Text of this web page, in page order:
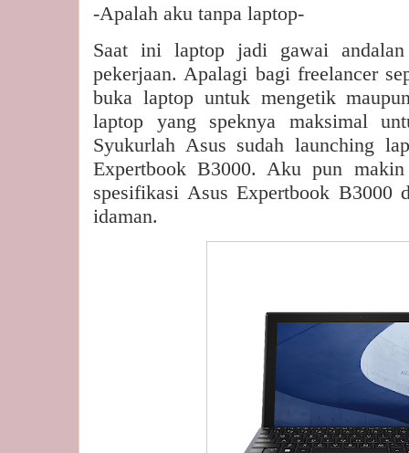
-Apalah aku tanpa laptop-
Saat ini laptop jadi gawai
pekerjaan. Apalagi bagi freelancer
buka laptop untuk mengetik
laptop yang speknya maksimal
Syukurlah Asus sudah launching
Expertbook B3000. Aku pun makin
spesifikasi Asus Expertbook B3000
idaman.